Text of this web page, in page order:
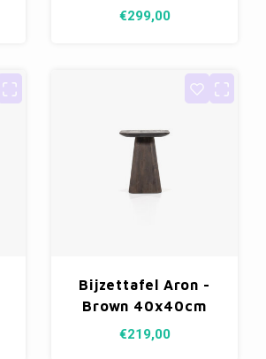
66cm
€299,00
Bijzettafel Aron -
Brown 40x40cm
€219,00